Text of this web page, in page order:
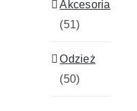
Akcesoria
(51)
Odzież
(50)